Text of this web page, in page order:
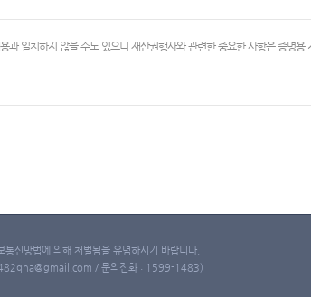
과 일치하지 않을 수도 있으니 재산권행사와 관련한 중요한 사항은 증명
신망법에 의해 처벌됨을 유념하시기 바랍니다.
/ 문의전화 : 1599-1483)